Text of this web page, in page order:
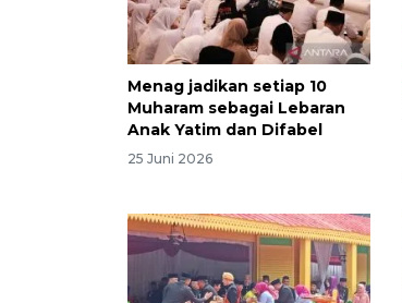
Menag jadikan setiap 10
Muharam sebagai Lebaran
Anak Yatim dan Difabel
25 Juni 2026